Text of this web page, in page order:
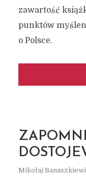
zawartość
punktów
o Polsce.
Mikołaj